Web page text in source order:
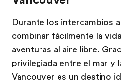
Durante los intercambios
combinar fácilmente la
aventuras al aire libre.
privilegiada entre el mar y
Vancouver es un destino